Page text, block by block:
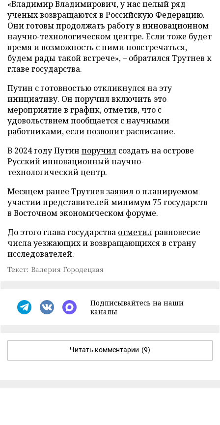
«Владимир Владимирович, у нас целый ряд
ученых возвращаются в Российскую Федерацию.
Они готовы продолжать работу в инновационном
научно-технологическом центре. Если тоже будет
время и возможность с ними повстречаться,
будем рады такой встрече», – обратился Трутнев к
главе государства.
Путин с готовностью откликнулся на эту
инициативу. Он поручил включить это
мероприятие в график, отметив, что с
удовольствием пообщается с научными
работниками, если позволит расписание.
В 2024 году Путин поручил создать на острове
Русский инновационный научно-
технологический центр.
Месяцем ранее Трутнев заявил о планируемом
участии представителей минимум 75 государств
в Восточном экономическом форуме.
До этого глава государства отметилравновесие
числа уезжающих и возвращающихся в страну
исследователей.
Текст: Валерия Городецкая
Подписывайтесь на наши
каналы
Читать комментарии (9)